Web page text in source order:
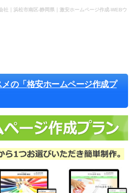
社｜浜松市南区-静岡県｜激安ホームページ作成-WEBウ
の「格安ホームページ作成プ